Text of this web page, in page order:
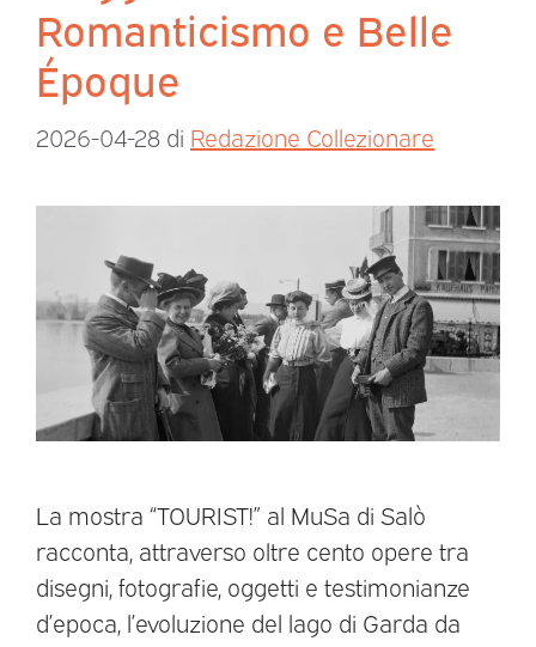
Romanticismo e Belle
Époque
2026-04-28 di Redazione Collezionare
La mostra “TOURIST!” al MuSa di Salò
racconta, attraverso oltre cento opere tra
disegni, fotografie, oggetti e testimonianze
d’epoca, l’evoluzione del lago di Garda da